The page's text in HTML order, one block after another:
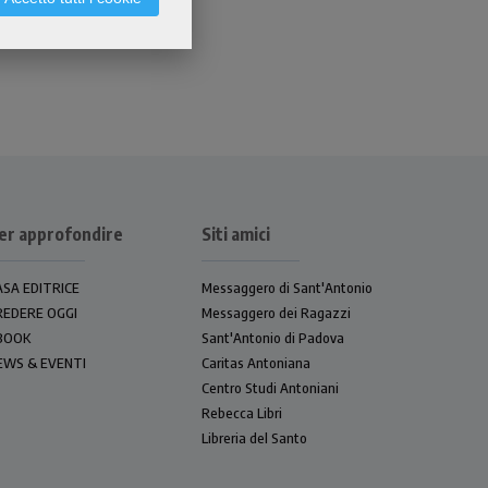
approfondire
EDITRICE
OGGI
& EVENTI
Siti amici
Messaggero di Sant'Antonio
Messaggero dei Ragazzi
Sant'Antonio di Padova
Caritas Antoniana
Centro Studi Antoniani
Rebecca Libri
Libreria del Santo